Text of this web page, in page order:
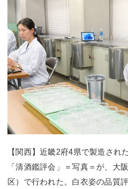
【関西】近畿2府4県で製造され
「清酒鑑評会」＝写真＝が、大
区）で行われた。白衣姿の品質